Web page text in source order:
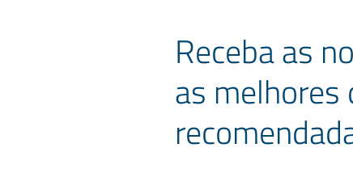
Receba as
as melhores